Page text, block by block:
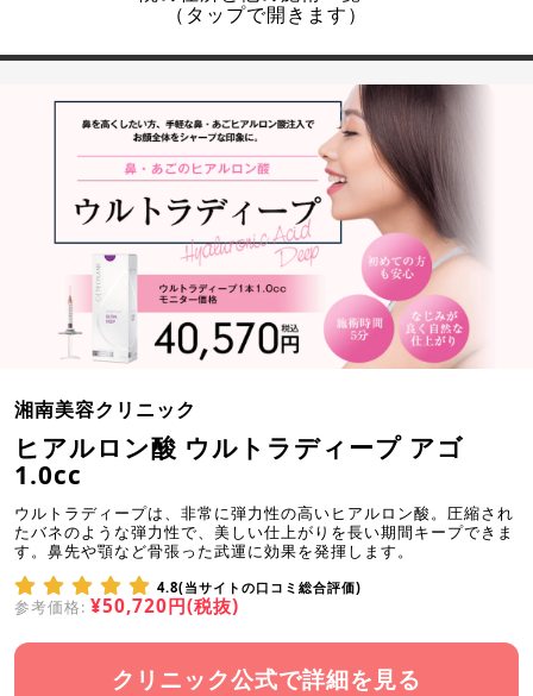
（タップで開きます）
湘南美容クリニック
ヒアルロン酸 ウルトラディープ アゴ
1.0cc
ウルトラディープは、非常に弾力性の高いヒアルロン酸。圧縮され
たバネのような弾力性で、美しい仕上がりを長い期間キープできま
す。鼻先や顎など骨張った武運に効果を発揮します。
4.8(当サイトの口コミ総合評価)
参考価格: ¥50,720円(税抜)
クリニック公式で詳細を見る